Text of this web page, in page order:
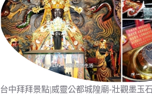
台中拜拜景點|威靈公都城隍廟-壯觀墨玉